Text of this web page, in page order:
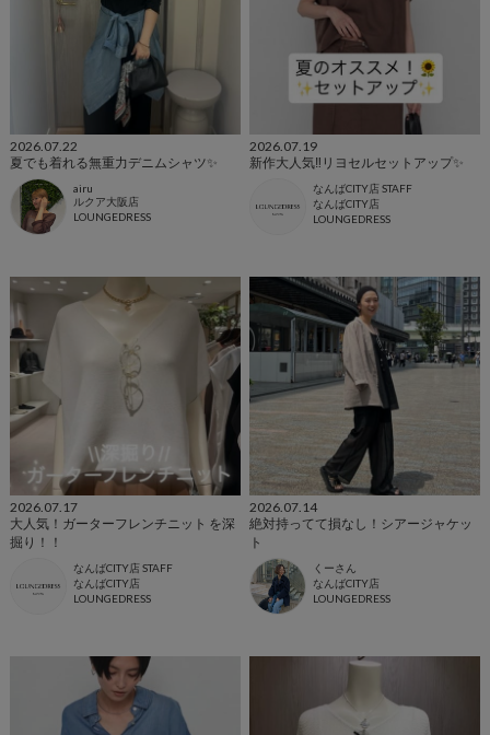
2026.07.22
夏でも着れる無重力デニムシャツ✨️
airu
ルクア大阪店
LOUNGEDRESS
2026.07.19
新作大人気‼︎リヨセルセットアップ✨
なんばCITY店 STAFF
なんばCITY店
LOUNGEDRESS
2026.07.17
大人気！ガーターフレンチニット を深
掘り！！
なんばCITY店 STAFF
なんばCITY店
LOUNGEDRESS
2026.07.14
絶対持ってて損なし！シアージャケッ
ト
くーさん
なんばCITY店
LOUNGEDRESS